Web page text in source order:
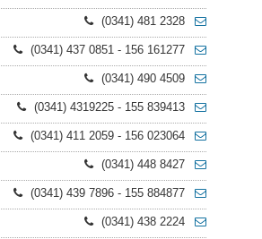
(0341) 481 2328
(0341) 437 0851 - 156 161277
(0341) 490 4509
(0341) 4319225 - 155 839413
(0341) 411 2059 - 156 023064
(0341) 448 8427
(0341) 439 7896 - 155 884877
(0341) 438 2224